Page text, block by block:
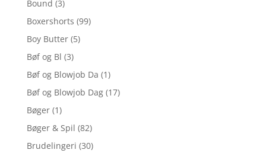
Bound (3)
Boxershorts (99)
Boy Butter (5)
Bøf og Bl (3)
Bøf og Blowjob Da (1)
Bøf og Blowjob Dag (17)
Bøger (1)
Bøger & Spil (82)
Brudelingeri (30)